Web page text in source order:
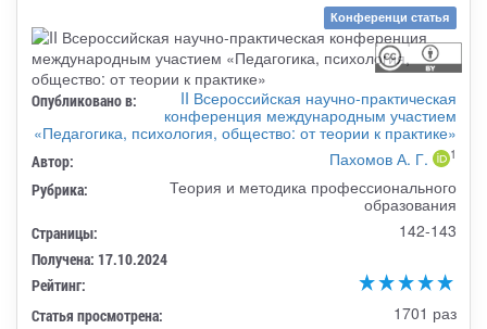
Конференци статья
Опубликовано в:
II Всероссийская научно-практическая
конференция международным участием
«Педагогика, психология, общество: от теории к практике»
Автор: Пахомов А. Г. 1
Рубрика:
Теория и методика профессионального
образования
Страницы: 142-143
Получена: 17.10.2024
Рейтинг:
Статья просмотрена:
1701 раз